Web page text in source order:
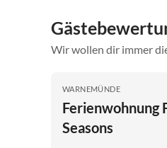
Wir wollen dir immer
WARNEMÜNDE
Ferienwohnung
Seasons